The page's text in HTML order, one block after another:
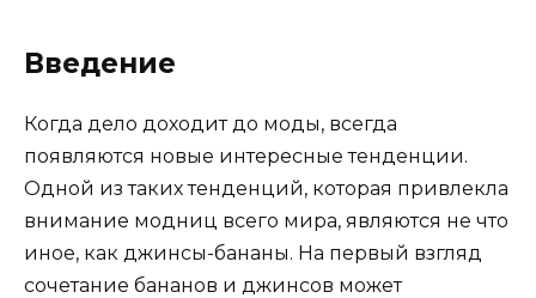
Введение
Когда дело доходит до моды, всегда
появляются новые интересные тенденции.
Одной из таких тенденций, которая привлекла
внимание модниц всего мира, являются не что
иное, как джинсы-бананы. На первый взгляд
сочетание бананов и джинсов может